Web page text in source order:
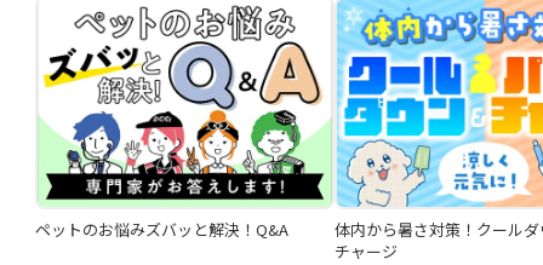
ペットのお悩みズバッと解決！Q&A
体内から暑さ対策！クール
チャージ